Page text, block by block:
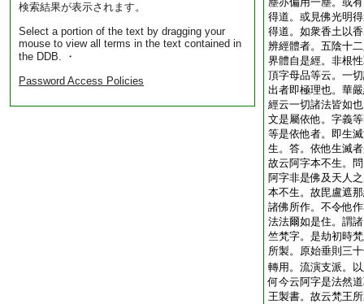
検索結果が表示されます。
Select a portion of the text by dragging your
mouse to view all terms in the text contained in
the DDB. ・
Password Access Policies
得道。或見佛光明
得道。如衆香土以
辨經體者。五陰十
界體自是經。非根
頂字母品等云。一
出者即極理也。華
經云一切諸法皆如
文是屬依他。字義
等是依他者。即生
生。答。依他生滅
故云阿字本不生。
阿字非是佛及天人
本不生。故毘盧遮
諸佛所作。不令他
法法爾如是住。謂
竺梵字。是劫初時
所製。原始垂則三
轉用。流演支派。
何今云阿字是法然
王製書。故云梵王